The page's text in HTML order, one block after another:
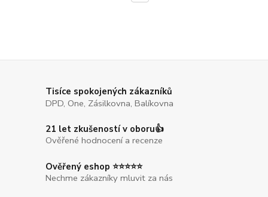
Tisíce spokojených zákazníků
DPD, One, Zásilkovna, Balíkovna
21 let zkušeností v oboru👍
Ověřené hodnocení a recenze
Ověřený eshop ⭐⭐⭐⭐⭐
Nechme zákazníky mluvit za nás